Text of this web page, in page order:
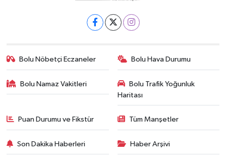
Bolu Nöbetçi Eczaneler Bolu Hava Durumu
Bolu Namaz Vakitleri
Bolu Trafik Yoğunluk
Haritası
Puan Durumu ve Fikstür Tüm Manşetler
Son Dakika Haberleri Haber Arşivi